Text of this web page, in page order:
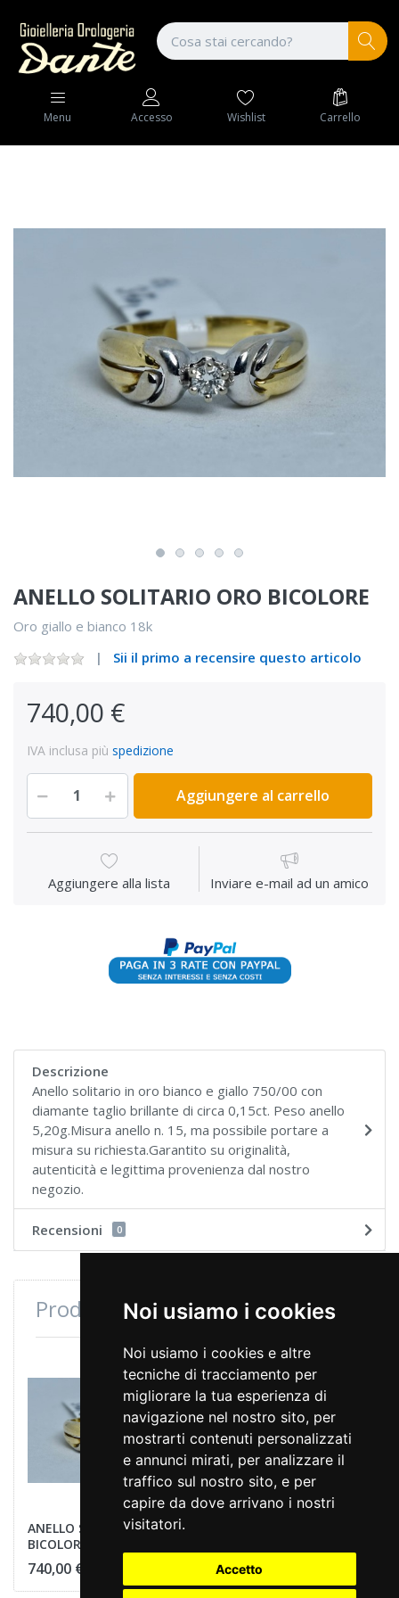
Noi usiamo i cookies
Noi usiamo i cookies e altre
tecniche di tracciamento per
migliorare la tua esperienza di
navigazione nel nostro sito, per
mostrarti contenuti personalizzati
e annunci mirati, per analizzare il
traffico sul nostro sito, e per
capire da dove arrivano i nostri
visitatori.
Accetto
Menu Accesso Wishlist Carrello
ANELLO SOLITARIO ORO BICOLORE
Oro giallo e bianco 18k
Sii il primo a recensire questo articolo
740,00 €
IVA inclusa più spedizione
Aggiungere al carrello
Aggiungere alla lista Inviare e-mail ad un amico
Descrizione
Anello solitario in oro bianco e giallo 750/00 con
diamante taglio brillante di circa 0,15ct. Peso anello
5,20g.Misura anello n. 15, ma possibile portare a
misura su richiesta.Garantito su originalità,
autenticità e legittima provenienza dal nostro
negozio.
Recensioni 0
Prodotti consultati di recente
ANELLO SOLITARIO ORO
BICOLORE
740,00 €